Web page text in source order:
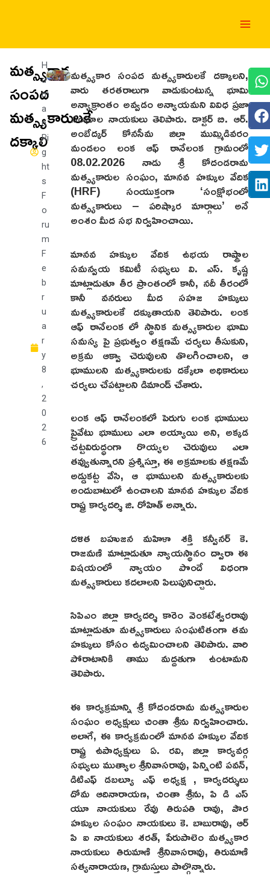
మత్స్యకార
సంపద
మత్స్యకారులకే
దక్కాలి
H
u
m
a
n
Ri
g
ht
s
F
o
ru
m
F
e
b
r
u
a
r
y
8
,
2
0
2
6
మత్స్యకార సంపద మత్స్యకారులకే దక్కాలని,
వారు తరతరాలుగా వాడుకుంటున్న భూమి
అన్యాక్రాంతం అవ్వడం అన్యాయమని వివిధ ప్రజా
సంఘాల నాయకులు తెలిపారు. డాక్టర్ బి. ఆర్.
అంబేద్కర్ కోనసీమ జిల్లా ముమ్మిడివరం
మండలం లంక ఆఫ్ ఠానేలంక గ్రామంలో
08.02.2026 నాడు శ్రీ కోదండరామ
మత్స్యకారుల సంఘం, మానవ హక్కుల వేదిక
(HRF) సంయుక్తంగా ‘సంక్షోభంలో
మత్స్యకారులు – పరిష్కార మార్గాలు’ అనే
అంశం మీద సభ నిర్వహించాయి.
మానవ హక్కుల వేదిక ఉభయ రాష్ట్రాల
సమన్వయ కమిటీ సభ్యులు వి. ఎస్. కృష్ణ
మాట్లాడుతూ తీర ప్రాంతంలో కానీ, నదీ తీరంలో
కానీ వనరులు మీద సహజ హక్కులు
మత్స్యకారులకే దక్కుతాయని తెలిపారు. లంక
ఆఫ్ ఠానేలంక లో స్థానిక మత్స్యకారుల భూమి
సమస్య పై ప్రభుత్వం తక్షణమే చర్యలు తీసుకుని,
అక్రమ ఆక్వా చెరువులని తొలగించాలని, ఆ
భూములని మత్స్యకారులకు దక్కేలా అధికారులు
చర్యలు చేపట్టాలని డిమాండ్ చేశారు.
లంక ఆఫ్ ఠానేలంకలో పెరుగు లంక భూములు
ప్రైవేటు భూములు ఎలా అయ్యాయి అని, అక్కడ
చట్టవిరుద్ధంగా రొయ్యల చెరువులు ఎలా
తవ్వుతున్నారని ప్రశ్నిస్తూ, ఈ అక్రమాలకు తక్షణమే
అడ్డుకట్ట వేసి, ఆ భూములని మత్స్యకారులకు
అందుబాటులో ఉంచాలని మానవ హక్కుల వేదిక
రాష్ట్ర కార్యదర్శి జి. రోహిత్ అన్నారు.
దళిత బహుజన మహిళా శక్తి కన్వీనర్ కె.
రాజమణి మాట్లాడుతూ న్యాయస్థానం ద్వారా ఈ
విషయంలో న్యాయం పొందే విధంగా
మత్స్యకారులు కదలాలని పిలుపునిచ్చారు.
సిపిఎం జిల్లా కార్యదర్శి కారెం వెంకటేశ్వరరావు
మాట్లాడుతూ మత్స్యకారులు సంఘటితంగా తమ
హక్కులు కోసం ఉద్యమించాలని తెలిపారు. వారి
పోరాటానికి తాము మద్దతుగా ఉంటామని
తెలిపారు.
ఈ కార్యక్రమాన్ని శ్రీ కోదండరామ మత్స్యకారుల
సంఘం అధ్యక్షులు చింతా శ్రీను నిర్వహించారు.
అలాగే, ఈ కార్యక్రమంలో మానవ హక్కుల వేదిక
రాష్ట్ర ఉపాధ్యక్షులు ఏ. రవి, జిల్లా కార్యవర్గ
సభ్యులు ముత్యాల శ్రీనివాసరావు, పిన్నింటి పవన్,
డిటిఎఫ్ డబల్యూ ఎఫ్ అధ్యక్ష , కార్యదర్శులు
దోమ ఆదినారాయణ, చింతా శ్రీను, పి డి ఎస్
యూ నాయకులు రేవు తిరుపతి రావు, పౌర
హక్కుల సంఘం నాయకులు కె. బాబురావు, ఆర్
పి ఐ నాయకులు శరత్, పేరుపాలెం మత్స్యకార
నాయకులు తిరుమాణి శ్రీనివాసరావు, తిరుమాణి
సత్యనారాయణ, గ్రామస్తులు పాల్గొన్నారు.